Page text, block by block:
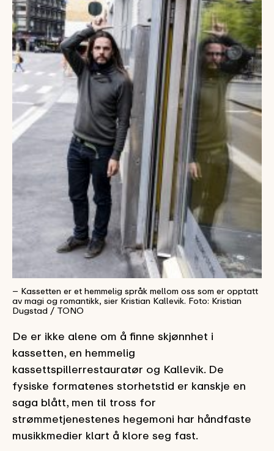
– Kassetten er et hemmelig språk mellom oss som er opptatt
av magi og romantikk, sier Kristian Kallevik. Foto: Kristian
Dugstad / TONO
De er ikke alene om å finne skjønnhet i
kassetten, en hemmelig
kassettspillerrestauratør og Kallevik. De
fysiske formatenes storhetstid er kanskje en
saga blått, men til tross for
strømmetjenestenes hegemoni har håndfaste
musikkmedier klart å klore seg fast.